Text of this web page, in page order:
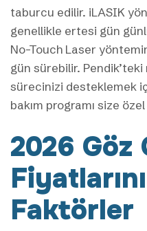
taburcu edilir. iLASIK
genellikle ertesi gün
No-Touch Laser
gün sürebilir.
sürecinizi desteklemek
bakım programı size
2026 Göz
Faktörler